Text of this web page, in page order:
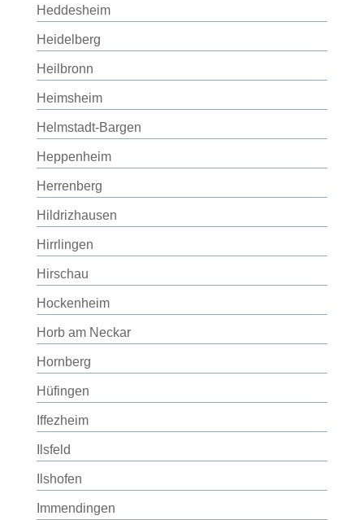
Heddesheim
Heidelberg
Heilbronn
Heimsheim
Helmstadt-Bargen
Heppenheim
Herrenberg
Hildrizhausen
Hirrlingen
Hirschau
Hockenheim
Horb am Neckar
Hornberg
Hüfingen
Iffezheim
Ilsfeld
Ilshofen
Immendingen